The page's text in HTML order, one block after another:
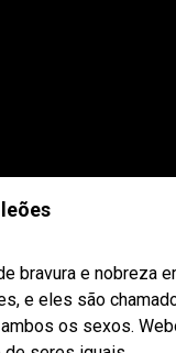
bravura e nobreza
e eles são
os sexos.